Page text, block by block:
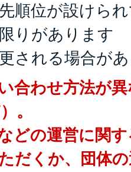
順位が設けら
りがあります
される場合が
合わせ方法が
。
どの運営に関
だくか、団体